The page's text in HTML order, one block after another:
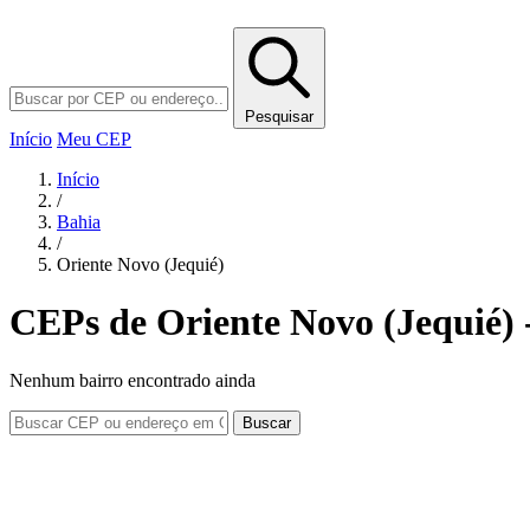
Pesquisar
Início Meu CEP
Início
/
Bahia
/
Oriente Novo (Jequié)
CEPs de Oriente Novo (Jequié)
Nenhum bairro encontrado ainda
Buscar